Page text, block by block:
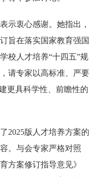
示衷心感谢。她指出，
旨在落实国家教育强国
校人才培养“十四五”规
请专家以高标准、严要
更具科学性、前瞻性的
2025版人才培养方案的
。与会专家严格对照
方案修订指导意见》